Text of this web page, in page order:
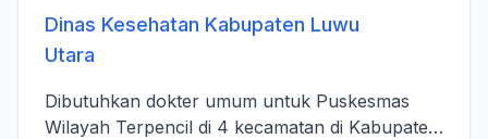
Dinas Kesehatan Kabupaten Luwu
Utara
Dibutuhkan dokter umum untuk Puskesmas
Wilayah Terpencil di 4 kecamatan di Kabupaten